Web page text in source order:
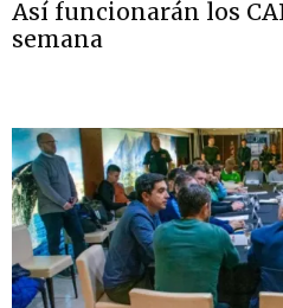
Así funcionarán los
semana